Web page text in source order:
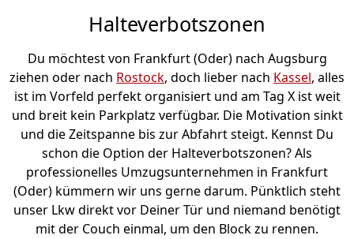
Halteverbotszonen
Du möchtest von Frankfurt (Oder) nach Augsburg
ziehen oder nach Rostock, doch lieber nach Kassel, alles
ist im Vorfeld perfekt organisiert und am Tag X ist weit
und breit kein Parkplatz verfügbar. Die Motivation sinkt
und die Zeitspanne bis zur Abfahrt steigt. Kennst Du
schon die Option der Halteverbotszonen? Als
professionelles Umzugsunternehmen in Frankfurt
(Oder) kümmern wir uns gerne darum. Pünktlich steht
unser Lkw direkt vor Deiner Tür und niemand benötigt
mit der Couch einmal, um den Block zu rennen.